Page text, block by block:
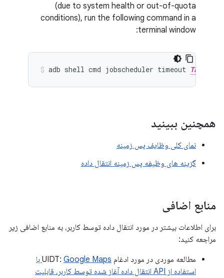
(due to system health or out-of-quota
conditions), run the following command in a
terminal window:
adb shell cmd jobscheduler timeout
همچنین ببینید
نمای کلی وظایف پس زمینه
گزینه های وظیفه پس زمینه انتقال داده
منابع اضافی
برای اطلاعات بیشتر در مورد انتقال داده توسط کاربر، به منابع اضافی زیر
مراجعه کنید:
مطالعه موردی در مورد ادغام UIDT:
Google Maps با
استفاده از API انتقال داده آغاز شده توسط کاربر، قابلیت